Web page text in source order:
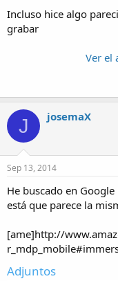
Incluso hice algo
grabar
Ver el
J josemaX
Sep 13, 2014
He buscado en
está que parece la
[ame]http://
Adjuntos